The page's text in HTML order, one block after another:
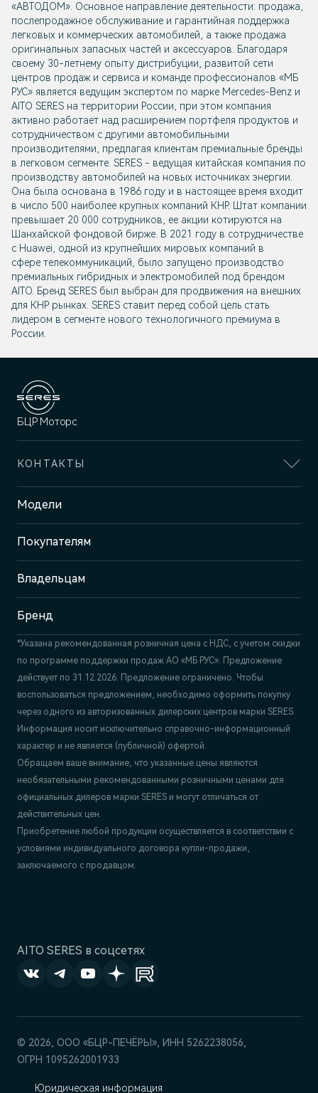
«АВТОДОМ». Основное направление деятельности: продажа,
послепродажное обслуживание и гарантийная поддержка
легковых и коммерческих автомобилей, а также продажа
оригинальных запасных частей и аксессуаров. Благодаря
своему 30-летнему опыту дистрибуции, развитой сети
центров продаж и сервиса и команде профессионалов «МБ
РУС» является ведущим экспертом по марке Mercedes-Benz и
AITO SERES на территории России, при этом компания
активно работает над расширением портфеля продуктов и
сотрудничеством с другими автомобильными
производителями, предлагая клиентам премиальные бренды
в легковом сегменте. SERES - ведущая китайская компания по
производству автомобилей на новых источниках энергии.
Она была основана в 1986 году и в настоящее время входит
в число 500 наиболее крупных компаний КНР. Штат компании
превышает 20 000 сотрудников, ее акции котируются на
Шанхайской фондовой бирже. В 2021 году в сотрудничестве
с Huawei, одной из крупнейших мировых компаний в
сфере телекоммуникаций, было запущено производство
премиальных гибридных и электромобилей под брендом
AITO. Бренд SERES был выбран для продвижения на внешних
для КНР рынках. SERES ставит перед собой цель стать
лидером в сегменте нового технологичного премиума в
России.
AITO SERES в соцсетях
БЦР Моторс
КОНТАКТЫ
Адрес
Нижний Новгород, ш. Казанское,
6Б
Отдел продаж и сервиса
+7 (831) 214-00-68
Модели
Покупателям
Владельцам
Бренд
*Указана рекомендованная розничная цена c НДС, с учетом скидки
по программе поддержки продаж АО «МБ РУС». Предложение
действует по 31.12.2026. Предложение ограничено. Чтобы
воспользоваться предложением, необходимо оформить покупку
через одного из авторизованных дилерских центров марки SERES.
Информация носит исключительно справочно-информационный
характер и не является (публичной) офертой.
Обращаем ваше внимание, что указанные цены являются
необязательными рекомендованными розничными ценами для
официальных дилеров марки SERES и могут отличаться от
действительных цен.
Приобретение любой продукции осуществляется в соответствии с
условиями индивидуального договора купли-продажи,
заключаемого с продавцом.
© 2026, ООО «БЦР-ПЕЧЁРЫ», ИНН 5262238056,
ОГРН 1095262001933
Юридическая информация